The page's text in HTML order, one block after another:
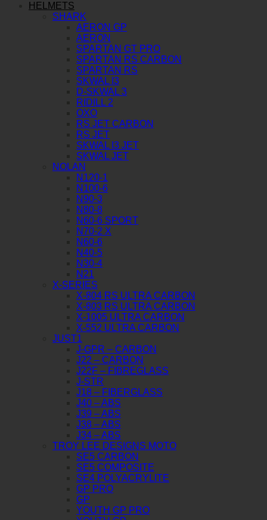
HELMETS
SHARK
AERON GP
AERON
SPARTAN GT PRO
SPARTAN RS CARBON
SPARTAN RS
SKWAL I3
D-SKWAL 3
RIDILL 2
OXO
RS JET CARBON
RS JET
SKWAL I3 JET
SKWAL JET
NOLAN
N120-1
N100-6
N90-3
N80-8
N60-6 SPORT
N70-2 X
N60-6
N40-5
N30-4
N21
X-SERIES
X-804 RS ULTRA CARBON
X-803 RS ULTRA CARBON
X-1005 ULTRA CARBON
X-552 ULTRA CARBON
JUST1
J-GPR – CARBON
J22 – CARBON
J22F – FIBREGLASS
J-STR
J18 – FIBERGLASS
J40 – ABS
J39 – ABS
J38 – ABS
J34 – ABS
TROY LEE DESIGNS MOTO
SE5 CARBON
SE5 COMPOSITE
SE4 POLYACRYLITE
GP PRO
GP
YOUTH GP PRO